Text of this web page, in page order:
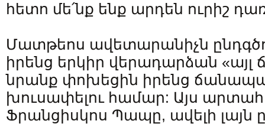
հետո մե՛նք ենք արդեն ուրիշ
Մատթեոս ավետարանիչն
իրենց երկիր վերադարձան
նրանք փոխեցին իրենց
խուսափելու համար: Այս
Ֆրանցիսկոս Պապը, ավելի լայն